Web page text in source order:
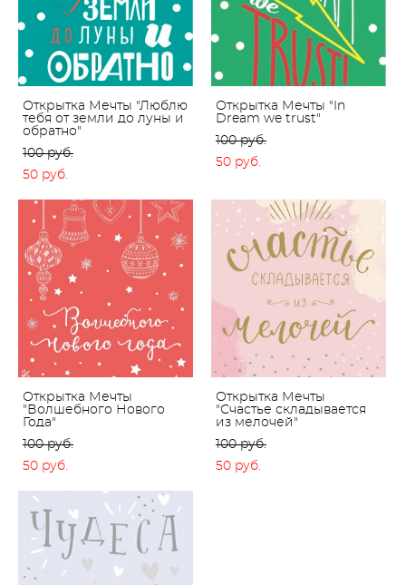
Открытка Мечты "Люблю
тебя от земли до луны и
обратно"
100 pуб.
50 pуб.
Открытка Мечты "In
Dream we trust"
100 pуб.
50 pуб.
Открытка Мечты
"Волшебного Нового
Года"
100 pуб.
50 pуб.
Открытка Мечты
"Счастье складывается
из мелочей"
100 pуб.
50 pуб.